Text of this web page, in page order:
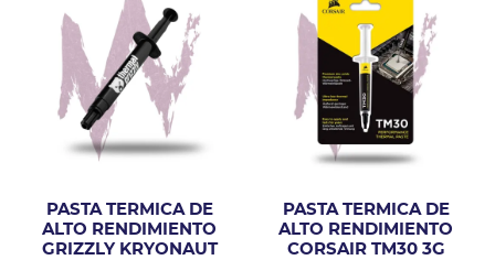
PASTA TERMICA DE
ALTO RENDIMIENTO
GRIZZLY KRYONAUT
PASTA TERMICA DE
ALTO RENDIMIENTO
CORSAIR TM30 3G